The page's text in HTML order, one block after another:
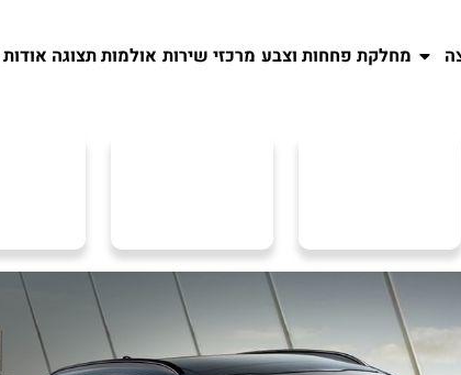
מחלקת פחחות וצבע מרכזי שירות אולמות תצוגה